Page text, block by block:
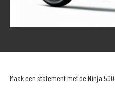
Maak een statement met de Ninja